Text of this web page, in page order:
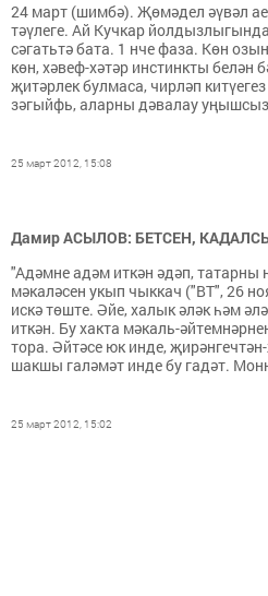
24 март (шимбә). Җөмәдел әүвәл
тәүлеге. Ай Кучкар
сәгатьтә бата. 1 нче фаза. Көн
көн, хәвеф-хәтәр инстинкты белән
җитәрлек булмаса, чирләп
зәгыйфь, аларны дәвалау
25 март 2012, 15:08
Дамир АСЫЛОВ: БЕТСЕН,
"Адәмне адәм иткән әдәп, татарны
мәкаләсен укып чыккач ("ВТ", 26
искә төште. Әйе, халык әләк һәм
иткән. Бу хакта мәкаль-
тора. Әйтәсе юк инде,
шакшы галәмәт инде бу гадәт.
25 март 2012, 15:02